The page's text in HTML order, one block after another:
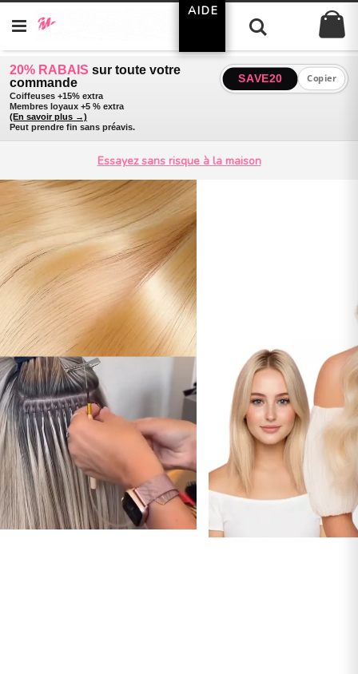
20% RABAIS sur toute votre
commande
Coiffeuses +15% extra
Membres loyaux +5 % extra
(En savoir plus →)
Peut prendre fin sans préavis.
SAVE20 Copier
au
contenu
Essayez sans risque à la maison
AIDE